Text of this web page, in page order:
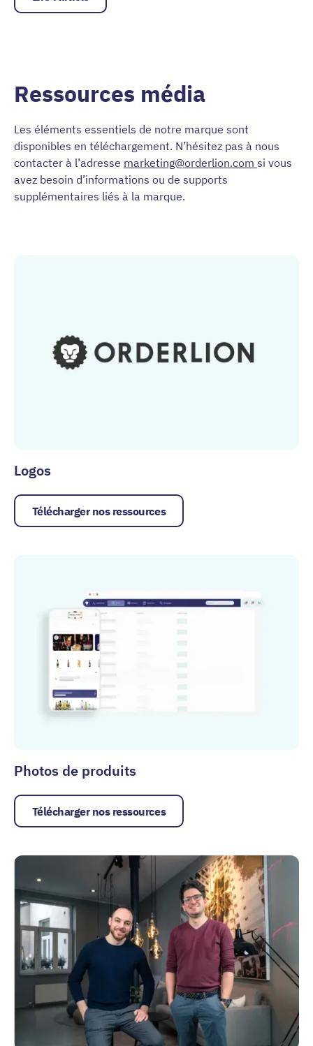
Ressources média
Les éléments essentiels de notre marque sont
disponibles en téléchargement. N’hésitez pas à nous
contacter à l’adresse marketing@orderlion.com si vous
avez besoin d’informations ou de supports
supplémentaires liés à la marque.
Logos
Télécharger nos ressources
Photos de produits
Télécharger nos ressources